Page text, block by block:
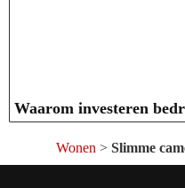
Waarom investeren
Wonen > Slimme